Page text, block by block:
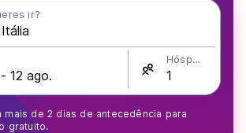
ir?
Hóspedes
mais de 2 dias de antecedência para
gratuito.